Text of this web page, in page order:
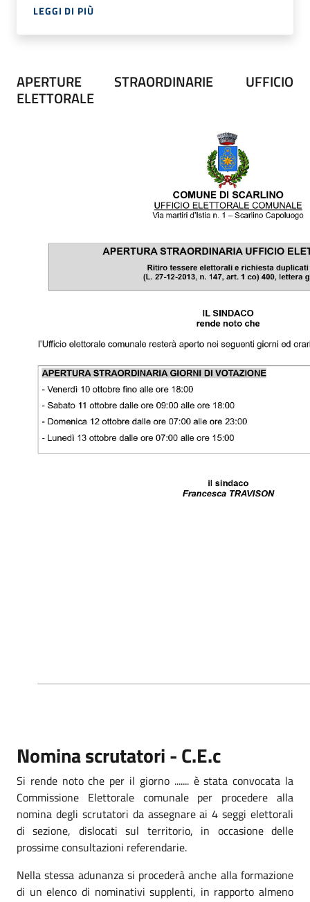
LEGGI DI PIÙ
APERTURE STRAORDINARIE UFFICIO
ELETTORALE
Nomina scrutatori - C.E.c
Si rende noto che per il giorno ....... è stata convocata la
Commissione Elettorale comunale per procedere alla
nomina degli scrutatori da assegnare ai 4 seggi elettorali
di sezione, dislocati sul territorio, in occasione delle
prossime consultazioni referendarie.
Nella stessa adunanza si procederà anche alla formazione
di un elenco di nominativi supplenti, in rapporto almeno